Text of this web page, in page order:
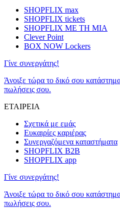
SHOPFLIX max
SHOPFLIX tickets
SHOPFLIX ΜΕ ΤΗ ΜΙΑ
Clever Point
BOX NOW Lockers
Γίνε συνεργάτης!
Άνοιξε τώρα το δικό σου
πωλήσεις σου.
ΕΤΑΙΡΕΙΑ
Σχετικά με εμάς
Ευκαιρίες καριέρας
Συνεργαζόμενα καταστήματα
SHOPFLIX B2B
SHOPFLIX app
Γίνε συνεργάτης!
Άνοιξε τώρα το δικό σου
πωλήσεις σου.